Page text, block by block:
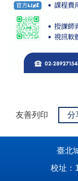
友善列印 分
臺北
校址：